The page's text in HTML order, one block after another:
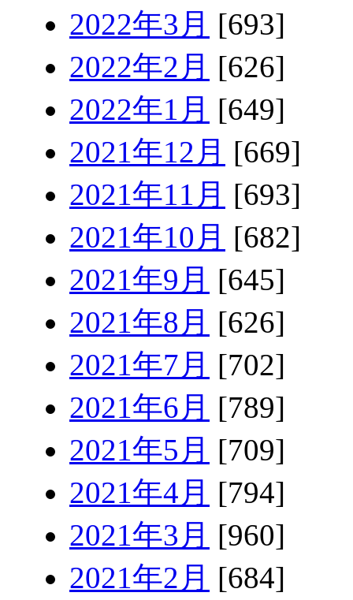
2022年3月 [693]
2022年2月 [626]
2022年1月 [649]
2021年12月 [669]
2021年11月 [693]
2021年10月 [682]
2021年9月 [645]
2021年8月 [626]
2021年7月 [702]
2021年6月 [789]
2021年5月 [709]
2021年4月 [794]
2021年3月 [960]
2021年2月 [684]